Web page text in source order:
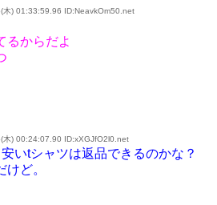
) 01:33:59.96 ID:NeavkOm50.net
るからだよ
木) 00:24:07.90 ID:xXGJfO2l0.net
いtシャツは返品できるのかな？
けど。